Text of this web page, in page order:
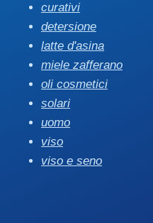
curativi
detersione
latte d'asina
miele zafferano
oli cosmetici
solari
uomo
viso
viso e seno